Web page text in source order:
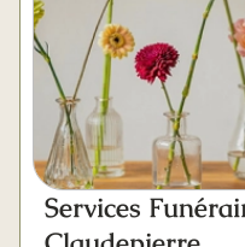
Services